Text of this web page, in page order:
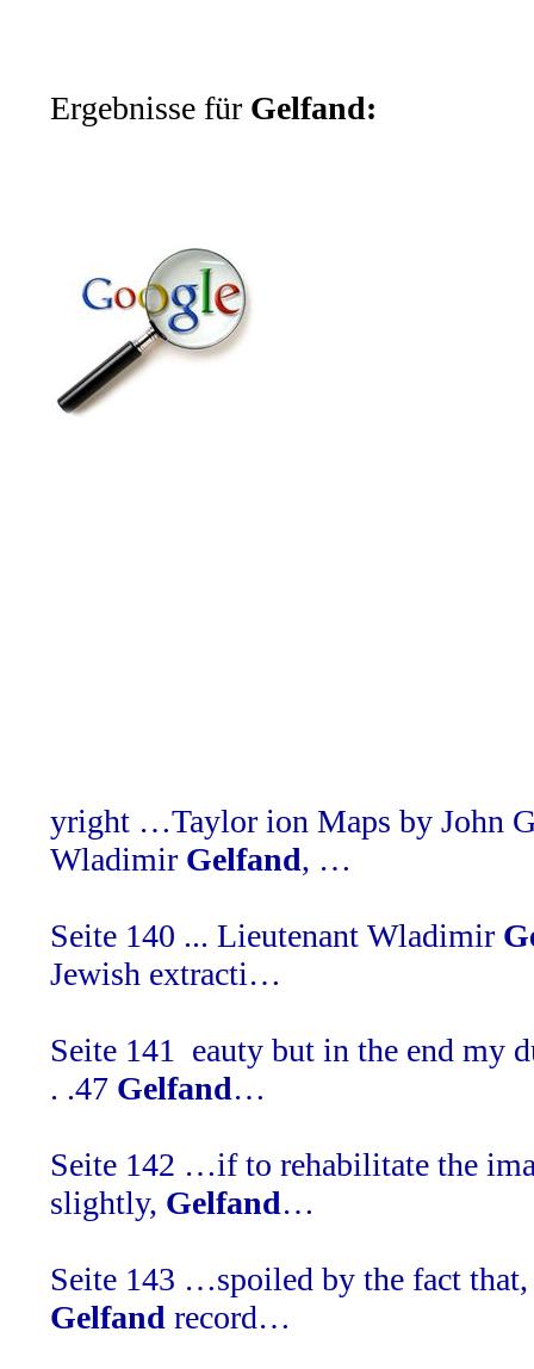
Ergebnisse für Gelfand:
yright …Taylor ion Maps by John
Wladimir Gelfand, …
Seite 140 ... Lieutenant Wladimir
Jewish extracti…
Seite 141
eauty but in the end my
. .47 Gelfand…
Seite 142 …if to rehabilitate the
slightly, Gelfand…
Seite 143 …spoiled by the fact that,
Gelfand record…